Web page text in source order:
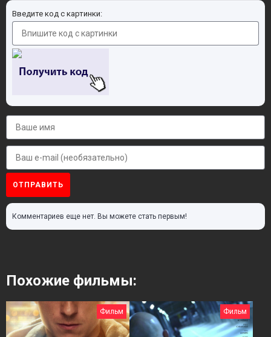
Введите код с картинки:
ОТПРАВИТЬ
Комментариев еще нет. Вы можете стать первым!
Похожие фильмы:
Фильм Фильм